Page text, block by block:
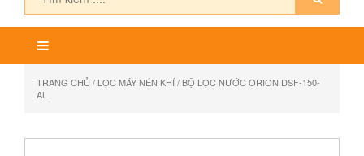
TRANG CHỦ / LỌC MÁY NÉN KHÍ/ BỘ LỌC NƯỚC ORION DSF-150-
AL